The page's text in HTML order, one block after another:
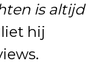
is altijd
hij